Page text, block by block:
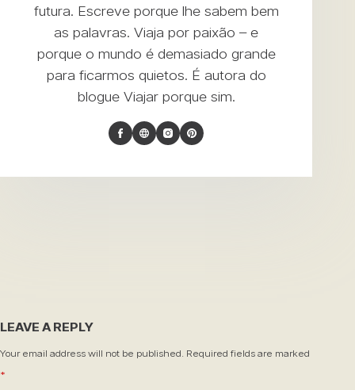
futura. Escreve porque lhe sabem bem
as palavras. Viaja por paixão – e
porque o mundo é demasiado grande
para ficarmos quietos. É autora do
blogue Viajar porque sim.
LEAVE A REPLY
Your email address will not be published. Required fields are marked
*